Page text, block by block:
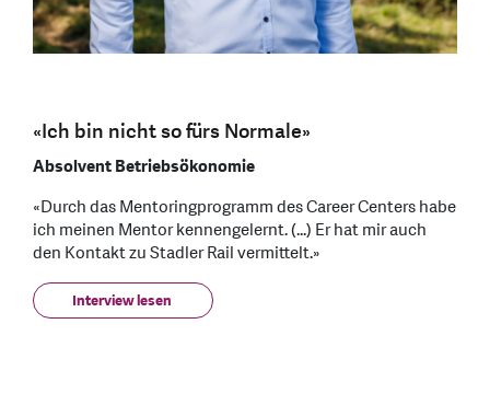
«Ich bin nicht so fürs Normale»
Absolvent Betriebsökonomie
«Durch das Mentoringprogramm des Career Centers habe
ich meinen Mentor kennengelernt. (...) Er hat mir auch
den Kontakt zu Stadler Rail vermittelt.»
Interview lesen